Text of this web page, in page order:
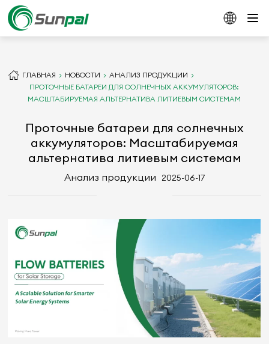
ГЛАВНАЯ НОВОСТИ
АНАЛИЗ ПРОДУКЦИИ
ПРОТОЧНЫЕ БАТАРЕИ ДЛЯ СОЛНЕЧНЫХ АККУМУЛЯТОРОВ:
МАСШТАБИРУЕМАЯ АЛЬТЕРНАТИВА ЛИТИЕВЫМ СИСТЕМАМ
Проточные батареи для солнечных
аккумуляторов: Масштабируемая
альтернатива литиевым системам
Анализ продукции 2025-06-17